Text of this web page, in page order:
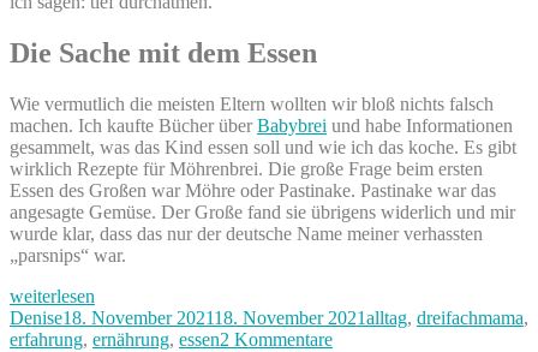
Die Sache mit dem Essen
Wie vermutlich die meisten Eltern wollten wir bloß nichts falsch
machen. Ich kaufte Bücher überBabybrei und habe Informationen
gesammelt, was das Kind essen soll und wie ich das koche. Es gibt
wirklich Rezepte für Möhrenbrei. Die große Frage beim ersten
Essen des Großen war Möhre oder Pastinake. Pastinake war das
angesagte Gemüse. Der Große fand sie übrigens widerlich und mir
wurde klar, dass das nur der deutsche Name meiner verhassten
„parsnips“ war.
„Hilfe
–
mein
weiterlesen
Autor
DeniseVeröffentlicht
am
18. November 202118. November 2021Kategorien
alltag, dreifachmama,
erfahrung, ernährung, essen2 Kommentarezu